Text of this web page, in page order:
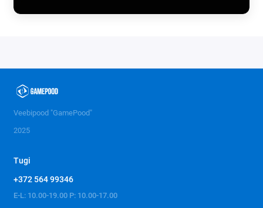
Veebipood "GamePood"
2025
Tugi
+372 564 99346
E-L: 10.00-19.00 P: 10.00-17.00